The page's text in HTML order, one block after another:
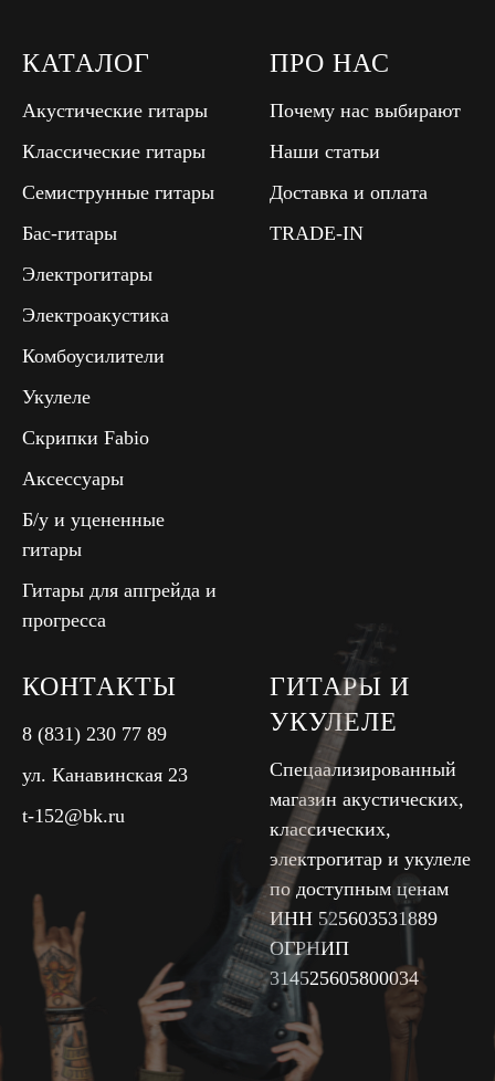
КАТАЛОГ
Акустические гитары
Классические гитары
Семиструнные гитары
Бас-гитары
Электрогитары
Электроакустика
Комбоусилители
Укулеле
Скрипки Fabio
Аксессуары
Б/у и уцененные
гитары
Гитары для апгрейда и
прогресса
ПРО НАС
Почему нас выбирают
Наши статьи
Доставка и оплата
TRADE-IN
КОНТАКТЫ
8 (831) 230 77 89
ул. Канавинская 23
t-152@bk.ru
ГИТАРЫ И
УКУЛЕЛЕ
Спецаализированный
магазин акустических,
классических,
электрогитар и укулеле
по доступным ценам
ИНН 525603531889
ОГРНИП
314525605800034